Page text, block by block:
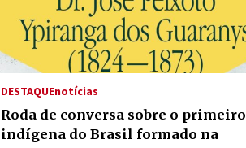
DESTAQUEnotícias
Roda de conversa sobre o primeiro
indígena do Brasil formado na